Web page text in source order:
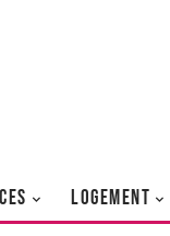
LOGEMENT